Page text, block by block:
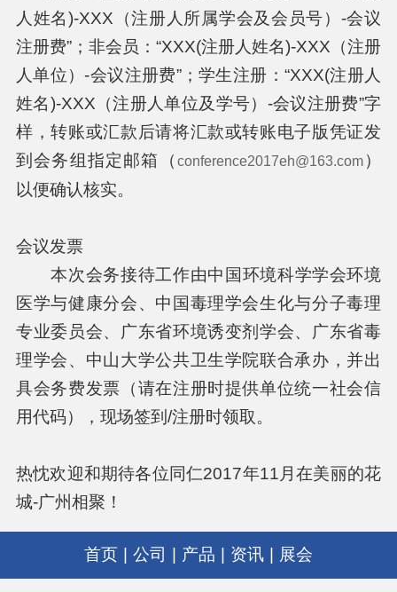
人姓名)-XXX（注册人所属学会及会员号）-会议
注册费”；非会员：“XXX(注册人姓名)-XXX（注册
人单位）-会议注册费”；学生注册：“XXX(注册人
姓名)-XXX（注册人单位及学号）-会议注册费”字
样，转账或汇款后请将汇款或转账电子版凭证发
到会务组指定邮箱（ conference2017eh@163.com）
以便确认核实。
会议发票
本次会务接待工作由中国环境科学学会环境
医学与健康分会、中国毒理学会生化与分子毒理
专业委员会、广东省环境诱变剂学会、广东省毒
理学会、中山大学公共卫生学院联合承办，并出
具会务费发票（请在注册时提供单位统一社会信
用代码），现场签到/注册时领取。
热忱欢迎和期待各位同仁2017年11月在美丽的花
城-广州相聚！
首页 公司 产品 资讯 展会